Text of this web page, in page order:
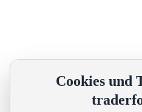
Cookies und